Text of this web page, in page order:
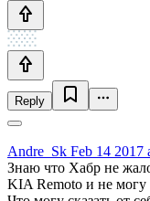
Reply
Andre_Sk Feb 14 2017
Знаю что Хабр не
KIA Remoto и не могу